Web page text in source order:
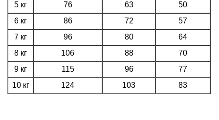
5 кг
76 63
50
6 кг
86 72
57
7 кг
96 80
64
8 кг
106 88
70
9 кг
115 96
77
10 кг
124 103 83